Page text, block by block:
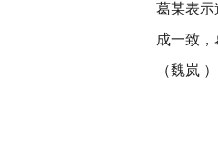
葛某表示
成一致
（魏岚 ）